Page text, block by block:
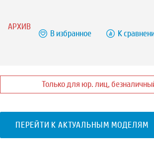
АРХИВ
В избранное К
Только для юр. лиц,
ПЕРЕЙТИ К АКТУАЛЬНЫМ МОДЕЛЯМ